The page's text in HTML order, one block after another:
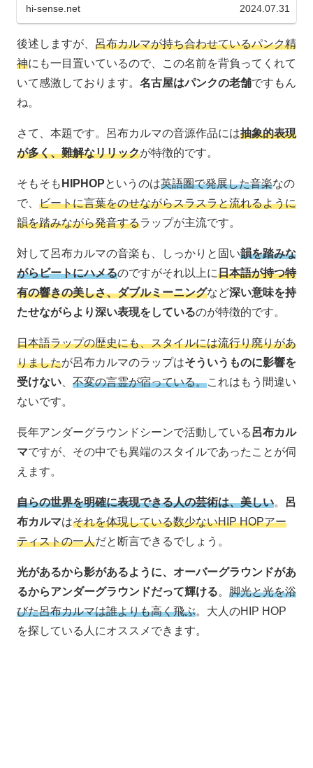
hi-sense.net 2024.07.31
後述しますが、 呂布カルマが持ち合わせているパンク精
神にも一目置いているので、この名前を背負ってくれて
いて感激しております。 名古屋はパンクの老舗ですもん
ね。
さて、本題です。呂布カルマの音源作品には抽象的表現
が多く、難解なリリックが特徴的です。
そもそも HIPHOPというのは英語圏で発展した音楽なの
で、 ビートに言葉をのせながらスラスラと流れるように
韻を踏みながら発音するラップが主流です。
対して呂布カルマの音楽も、しっかりと固い韻を踏みな
がらビートにハメるのですがそれ以上に日本語が持つ特
有の響きの美しさ、ダブルミーニングなど深い意味を持
たせながらより深い表現をしているのが特徴的です。
日本語ラップの歴史にも、スタイルには流行り廃りがあ
りましたが呂布カルマのラップはそういうものに影響を
受けない
不変の言霊が宿っている。これはもう間違い
ないです。
長年アンダーグラウンドシーンで活動している呂布カル
マですが、その中でも異端のスタイルであったことが伺
えます。
自らの世界を明確に表現できる人の芸術は、美しい。 呂
布カルマはそれを体現している数少ないHIP HOPアー
ティストの一人だと断言できるでしょう。
光があるから影があるように、オーバーグラウンドがあ
るからアンダーグラウンドだって輝ける。 脚光と光を浴
びた呂布カルマは誰よりも高く飛ぶ。大人のHIP HOP
を探している人にオススメできます。